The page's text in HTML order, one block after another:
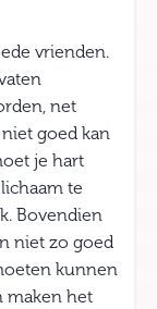
vrienden.
net
goed kan
je hart
te
Bovendien
niet zo goed
kunnen
maken het